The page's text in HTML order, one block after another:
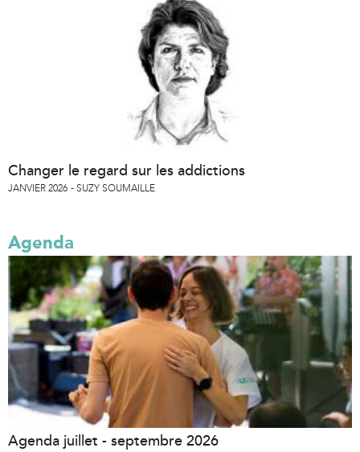
Changer le regard sur les addictions
JANVIER 2026 SUZY SOUMAILLE
Agenda
Agenda juillet - septembre 2026